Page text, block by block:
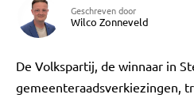
Geschreven door
Wilco Zonneveld
De Volkspartij, de winnaar in
gemeenteraadsverkiezingen,